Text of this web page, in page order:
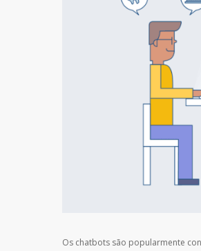
Os chatbots são popularmente